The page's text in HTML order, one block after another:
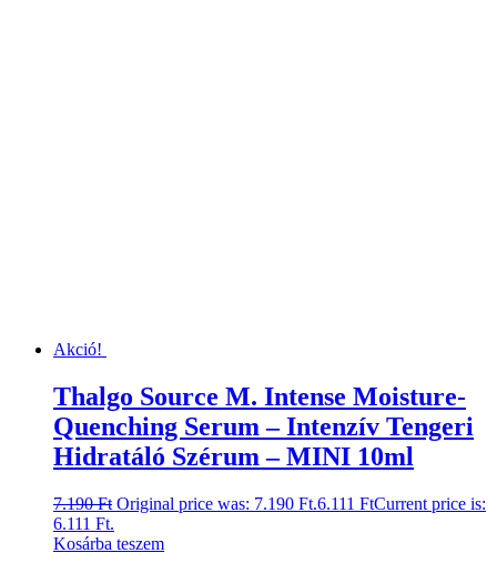
Akció!
Thalgo Source M. Intense Moisture-
Quenching Serum – Intenzív Tengeri
Hidratáló Szérum – MINI 10ml
7.190Ft Original price was: 7.190 Ft.6.111 FtCurrent price is:
6.111 Ft.
Kosárba teszem